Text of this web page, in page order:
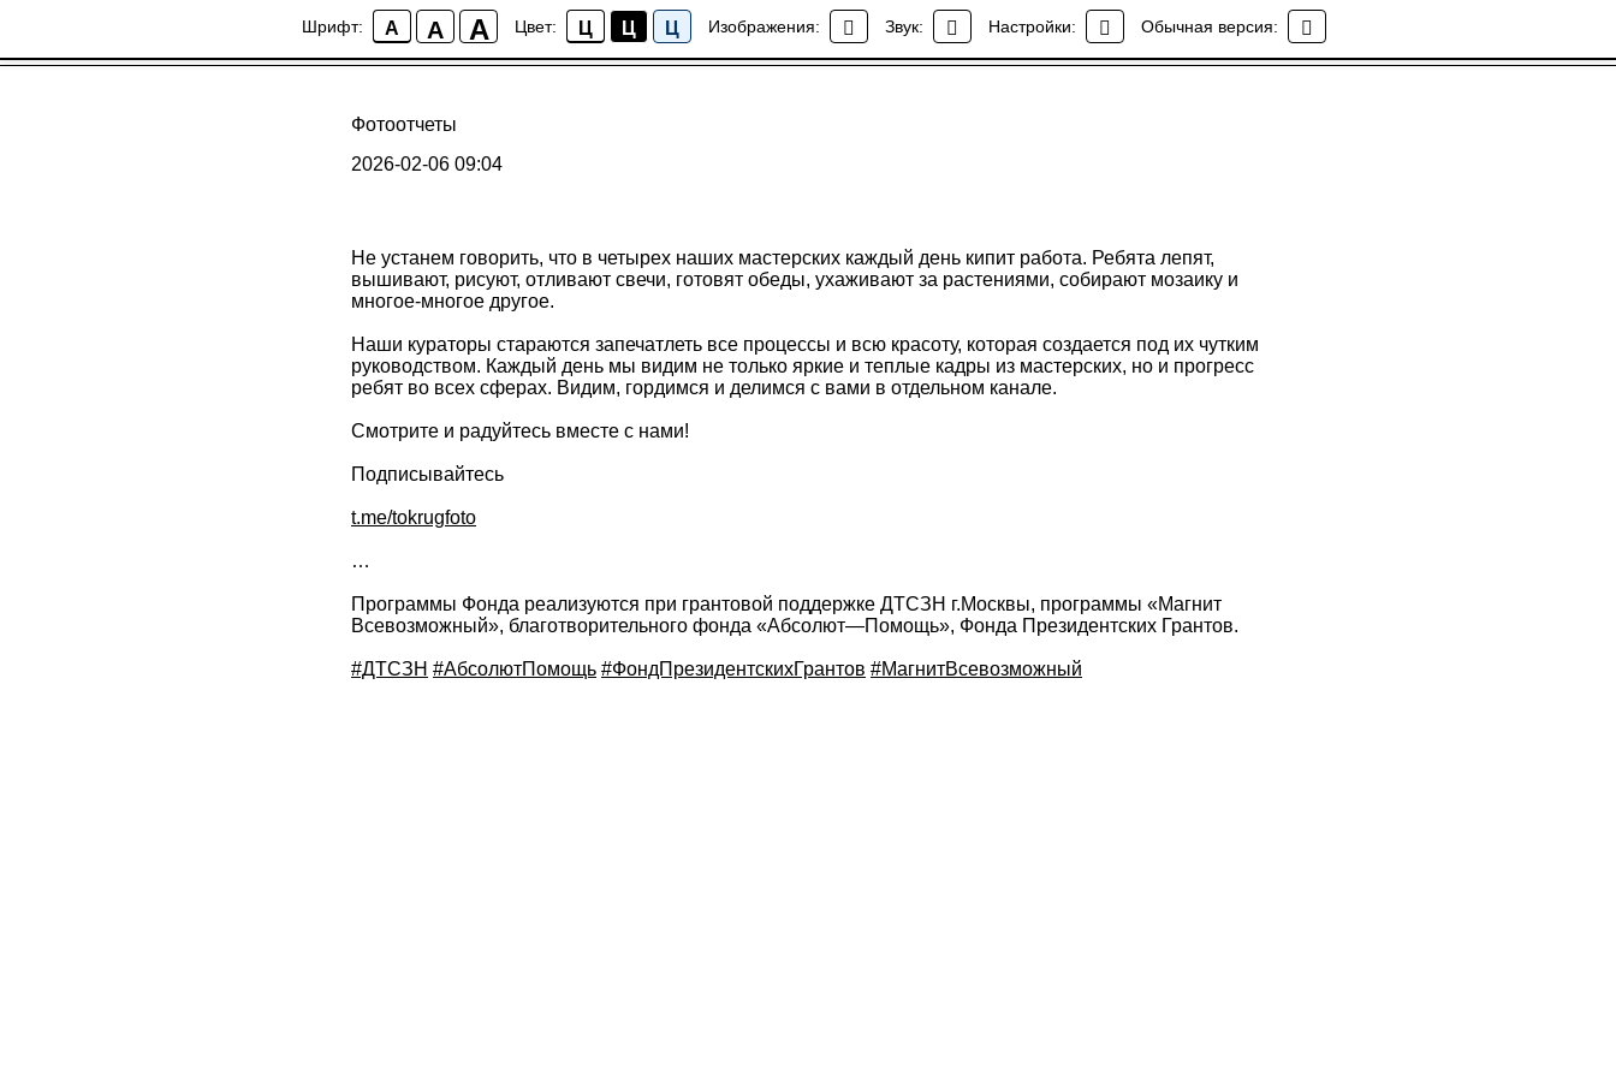
Шрифт: A A A Цвет: Ц Ц Ц Изображения: Звук: Настройки: Обычная версия:
Новости ТОК
Фотоотчеты
2026-02-06 09:04
Не устанем говорить, что в четырех наших мастерских каждый день кипит работа. Ребята лепят,
вышивают, рисуют, отливают свечи, готовят обеды, ухаживают за растениями, собирают мозаику и
многое-многое другое.
Наши кураторы стараются запечатлеть все процессы и всю красоту, которая создается под их чутким
руководством. Каждый день мы видим не только яркие и теплые кадры из мастерских, но и прогресс
ребят во всех сферах. Видим, гордимся и делимся с вами в отдельном канале.
Смотрите и радуйтесь вместе с нами!
Подписывайтесь
t.me/tokrugfoto
…
Программы Фонда реализуются при грантовой поддержке ДТСЗН г.Москвы, программы «Магнит
Всевозможный», благотворительного фонда «Абсолют—Помощь», Фонда Президентских Грантов.
#ДТСЗН #АбсолютПомощь #ФондПрезидентскихГрантов #МагнитВсевозможный